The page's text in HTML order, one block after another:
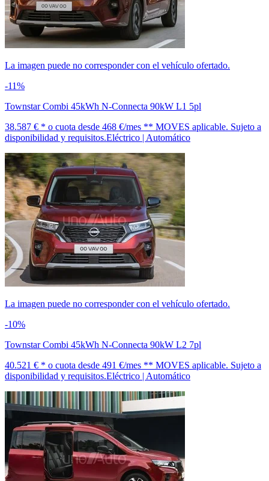
La imagen puede no corresponder con el vehículo ofertado.
-11%
Townstar Combi 45kWh N-Connecta 90kW L1 5pl
38.587 € * o cuota desde 468 €/mes ** MOVES aplicable. Sujeto a
disponibilidad y requisitos.Eléctrico | Automático
La imagen puede no corresponder con el vehículo ofertado.
-10%
Townstar Combi 45kWh N-Connecta 90kW L2 7pl
40.521 € * o cuota desde 491 €/mes ** MOVES aplicable. Sujeto a
disponibilidad y requisitos.Eléctrico | Automático